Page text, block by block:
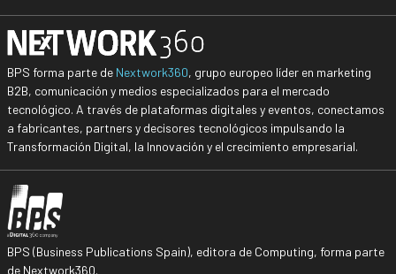
BPS forma parte de Nextwork360, grupo europeo líder en marketing
B2B, comunicación y medios especializados para el mercado
tecnológico. A través de plataformas digitales y eventos, conectamos
a fabricantes, partners y decisores tecnológicos impulsando la
Transformación Digital, la Innovación y el crecimiento empresarial.
BPS (Business Publications Spain), editora de Computing, forma parte
de Nextwork360.